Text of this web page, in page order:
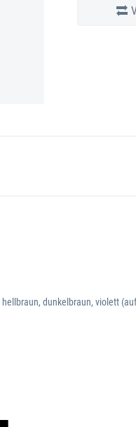
dunkelbraun, violett